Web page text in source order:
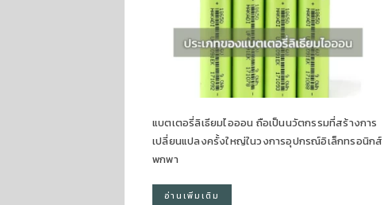
แบตเตอรี่ลิเธียมไอออน ถือเป็นนวัตกรรมที่สร้างการ
เปลี่ยนแปลงครั้งใหญ่ในวงการอุปกรณ์อิเล็กทรอนิกส์
พกพา
อ่านเพิ่มเติม